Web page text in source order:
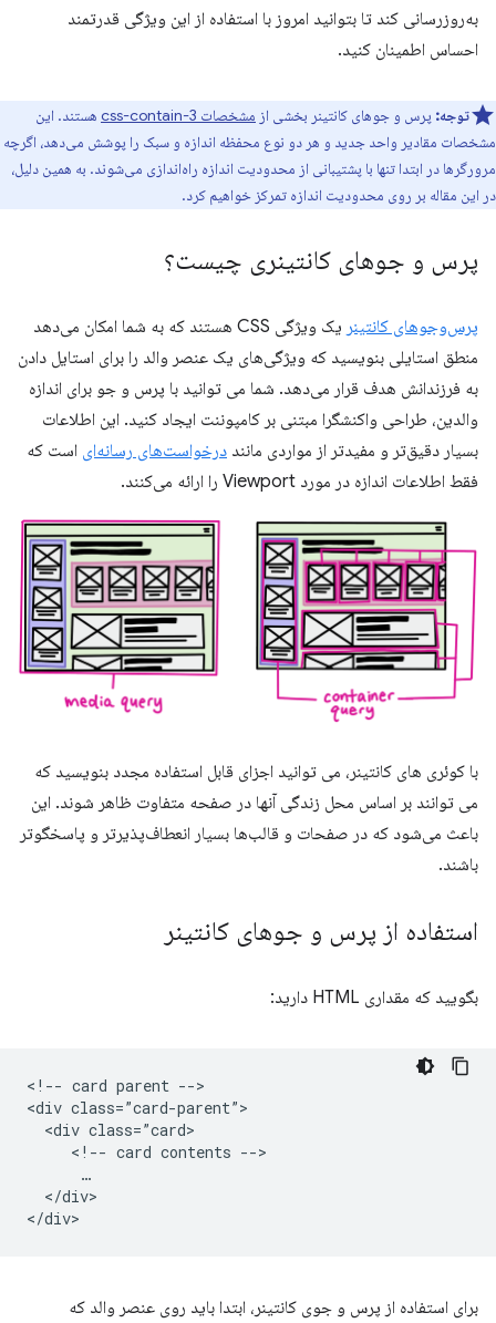
به‌روزرسانی کند تا بتوانید امروز با استفاده از این ویژگی قدرتمند
احساس اطمینان کنید.
توجه: پرس و جوهای کانتینر بخشی از مشخصات css-contain-3
هستند. این
مشخصات مقادیر واحد جدید و هر دو نوع محفظه اندازه و سبک را پوشش می‌دهد، اگرچه
مرورگرها در ابتدا تنها با پشتیبانی از محدودیت اندازه راه‌اندازی می‌شوند. به همین دلیل،
در این مقاله بر روی محدودیت اندازه تمرکز خواهیم کرد.
پرس و جوهای کانتینری چیست؟
پرس‌وجوهای کانتینر
یک ویژگی CSS هستند که به شما امکان می‌دهد
منطق استایلی بنویسید که ویژگی‌های یک عنصر والد را برای استایل دادن
به فرزندانش هدف قرار می‌دهد. شما می توانید با پرس و جو برای اندازه
والدین، طراحی واکنشگرا مبتنی بر کامپوننت ایجاد کنید. این اطلاعات
بسیار دقیق‌تر و مفیدتر از مواردی مانند درخواست‌های رسانه‌ای است که
فقط اطلاعات اندازه در مورد Viewport را ارائه می‌کنند.
با کوئری های کانتینر، می توانید اجزای قابل استفاده مجدد بنویسید که
می توانند بر اساس محل زندگی آنها در صفحه متفاوت ظاهر شوند. این
باعث می‌شود که در صفحات و قالب‌ها بسیار انعطاف‌پذیرتر و پاسخگوتر
باشند.
استفاده از پرس و جوهای کانتینر
بگویید که مقداری HTML دارید:
<!-- card parent -->
<div class=”card-parent”>
  <div class=”card>
     <!-- card contents -->
      …
  </div>
برای استفاده از پرس و جوی کانتینر، ابتدا باید روی عنصر والد که